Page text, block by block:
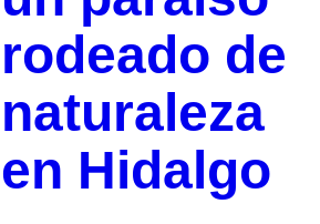
rodeado de
naturaleza
en Hidalgo